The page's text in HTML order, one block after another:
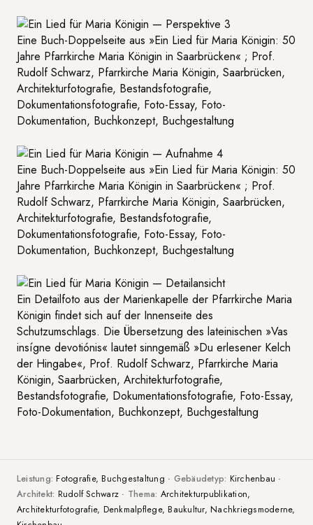
Eine Buch-Doppelseite aus »Ein Lied für Maria Königin: 50
Jahre Pfarrkirche Maria Königin in Saarbrücken« ; Prof.
Rudolf Schwarz, Pfarrkirche Maria Königin, Saarbrücken,
Architekturfotografie, Bestandsfotografie,
Dokumentationsfotografie, Foto-Essay, Foto-
Dokumentation, Buchkonzept, Buchgestaltung
Eine Buch-Doppelseite aus »Ein Lied für Maria Königin: 50
Jahre Pfarrkirche Maria Königin in Saarbrücken« ; Prof.
Rudolf Schwarz, Pfarrkirche Maria Königin, Saarbrücken,
Architekturfotografie, Bestandsfotografie,
Dokumentationsfotografie, Foto-Essay, Foto-
Dokumentation, Buchkonzept, Buchgestaltung
Ein Detailfoto aus der Marienkapelle der Pfarrkirche Maria
Königin findet sich auf der Innenseite des
Schutzumschlags. Die Übersetzung des lateinischen »Vas
insígne devotiónis« lautet sinngemäß »Du erlesener Kelch
der Hingabe«, Prof. Rudolf Schwarz, Pfarrkirche Maria
Königin, Saarbrücken, Architekturfotografie,
Bestandsfotografie, Dokumentationsfotografie, Foto-Essay,
Foto-Dokumentation, Buchkonzept, Buchgestaltung
Leistung: Fotografie, Buchgestaltung · Gebäudetyp: Kirchenbau ·
Architekt: Rudolf Schwarz · Thema: Architekturpublikation,
Architekturfotografie, Denkmalpflege, Baukultur, Nachkriegsmoderne,